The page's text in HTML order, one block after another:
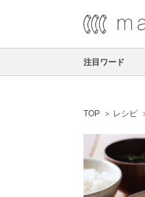
注目ワード
TOP レシピ